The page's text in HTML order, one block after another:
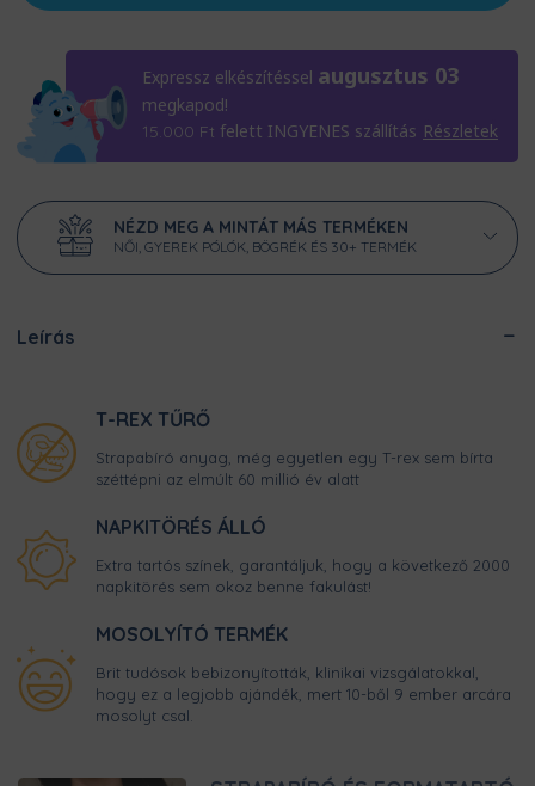
Expressz elkészítéssel augusztus 03
megkapod!
15.000 Ft felett INGYENES szállítás Részletek
NÉZD MEG A MINTÁT MÁS TERMÉKEN
NŐI, GYEREK PÓLÓK, BÖGRÉK ÉS 30+ TERMÉK
Leírás
T-REX TŰRŐ
Strapabíró anyag, még egyetlen egy T-rex sem bírta
széttépni az elmúlt 60 millió év alatt
NAPKITÖRÉS ÁLLÓ
Extra tartós színek, garantáljuk, hogy a következő 2000
napkitörés sem okoz benne fakulást!
MOSOLYÍTÓ TERMÉK
Brit tudósok bebizonyították, klinikai vizsgálatokkal,
hogy ez a legjobb ajándék, mert 10-ből 9 ember arcára
mosolyt csal.